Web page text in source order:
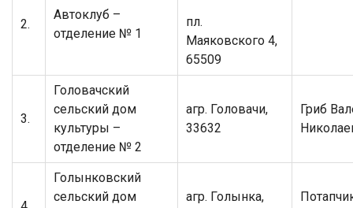
2.
Автоклуб –
отделение № 1
пл.
Маяковского 4,
65509
3.
Головачский
сельский дом
культуры –
отделение № 2
агр. Головачи,
33632
Гриб
Голынковский
сельский дом
агр. Голынка,